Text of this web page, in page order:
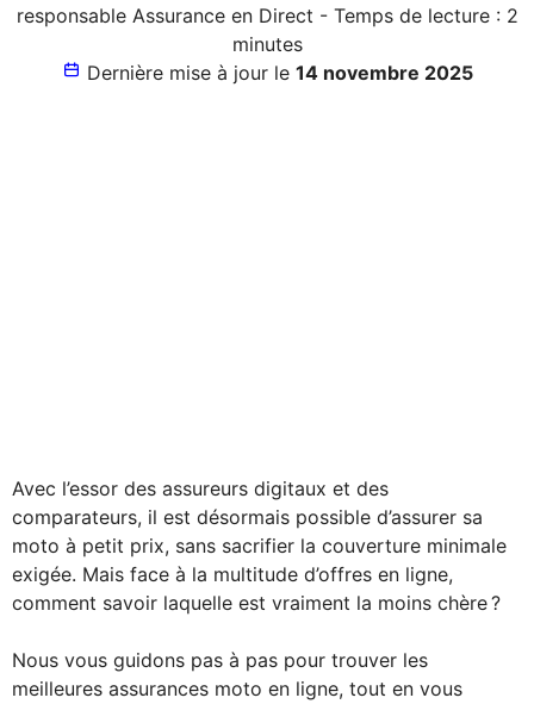
responsable Assurance en Direct - Temps de lecture : 2
minutes
Dernière mise à jour le 14 novembre 2025
Avec l’essor des assureurs digitaux et des
comparateurs, il est désormais possible d’assurer sa
moto à petit prix, sans sacrifier la couverture minimale
exigée. Mais face à la multitude d’offres en ligne,
comment savoir laquelle est vraiment la moins chère ?
Nous vous guidons pas à pas pour trouver les
meilleures assurances moto en ligne, tout en vous